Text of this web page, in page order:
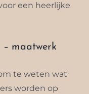
een heerlijke
– maatwerk
te weten wat
worden op